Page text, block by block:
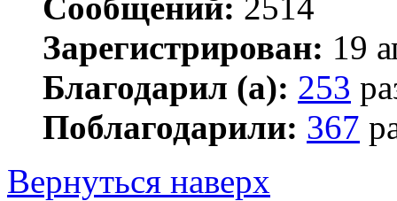
Зарегистрирован: 19
Благодарил (а): 253
Поблагодарили: 367
Вернуться наверх